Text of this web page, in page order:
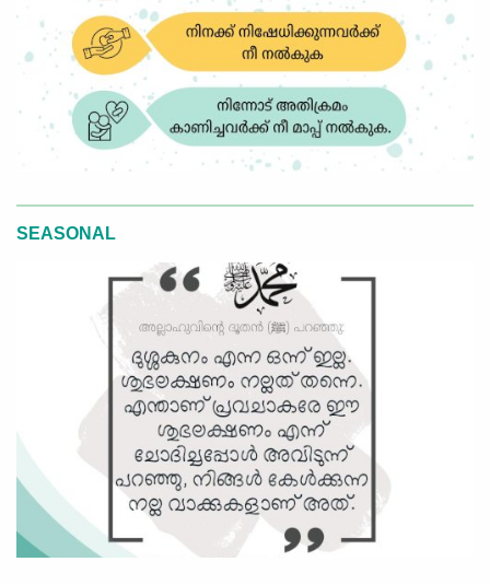
SEASONAL